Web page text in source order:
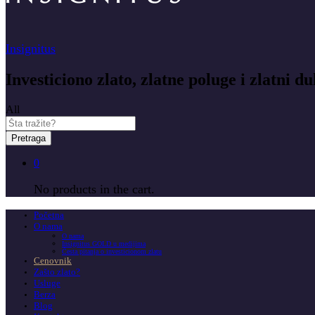
Insignitus
Investiciono zlato, zlatne poluge i zlatni
All
Pretraga
0
No products in the cart.
Početna
O nama
O nama
Insignitus GOLD u medijima
Česta pitanja o investicionom zlatu
Cenovnik
Zašto zlato?
Usluge
Berza
Blog